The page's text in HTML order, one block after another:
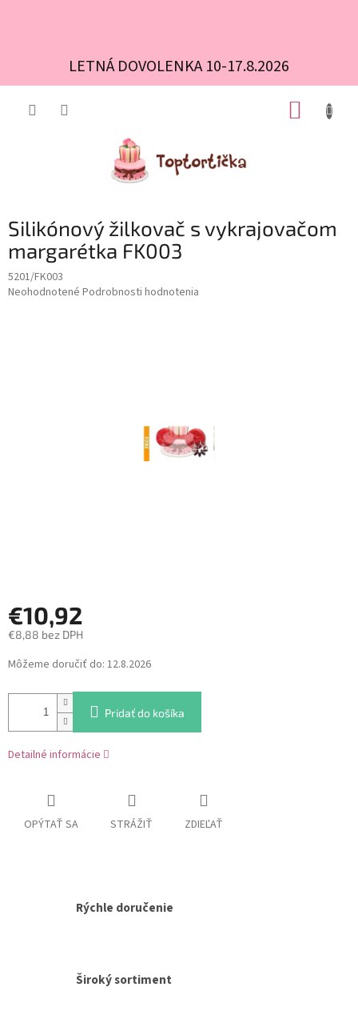
LETNÁ DOVOLENKA 10-17.8.2026
Silikónový žilkovač s vykrajovačom
margarétka FK003
5201/FK003
Priemerné
Neohodnotené Podrobnosti hodnotenia
€10,92
€8,88 bez DPH
Jednotková
cena:
Môžeme doručiť do: 12.8.2026
Pridať do košíka
Detailné informácie
OPÝTAŤ SA STRÁŽIŤ ZDIEĽAŤ
Rýchle doručenie
Široký sortiment